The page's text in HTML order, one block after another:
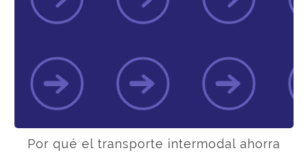
Por qué el transporte intermodal ahorra